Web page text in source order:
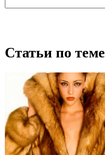
Статьи по теме